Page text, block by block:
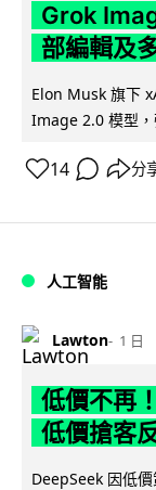
Grok
部編輯及
Elon Musk 旗下
Image 2.0 模型
14 分
人工智能
Lawton 1 日
低價不再
低價搶客
DeepSeek 因低